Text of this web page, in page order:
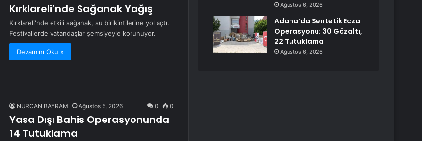
Kırklareli’nde Sağanak Yağış
Kırklareli'nde etkili sağanak, su birikintilerine yol açtı.
Festivallerde vatandaşlar şemsiyeyle korunuyor.
Devamını Oku »
NURCAN BAYRAM Ağustos 5, 2026 0 0
Yasa Dışı Bahis Operasyonunda
14 Tutuklama
Ağustos 6, 2026
Adana’da Sentetik Ecza
Operasyonu: 30 Gözaltı,
22 Tutuklama
Ağustos 6, 2026